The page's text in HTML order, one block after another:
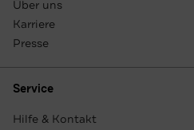
Über uns
Karriere
Presse
Service
Hilfe & Kontakt